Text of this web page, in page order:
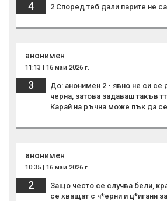
4 2 Според теб дали парите не
анонимен
11:13 | 16 май 2026 г.
3
До: анонимен 2 - явно не си се
черна, затова задаваш такъв
Карай на ръчна може пък да
анонимен
10:35 | 16 май 2026 г.
2
Защо често се случва бели,
се хващат с ч*ерни и ц*игани